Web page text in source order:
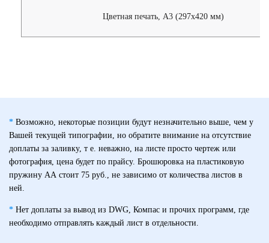
Цветная печать, А3 (297х420 мм)
* Возможно, некоторые позиции будут незначительно выше, чем у
Вашей текущей типографии, но обратите внимание на отсутствие
доплаты за заливку, т е. неважно, на листе просто чертеж или
фотография, цена будет по прайсу. Брошюровка на пластиковую
пружину АА стоит 75 руб., не зависимо от количества листов в
ней.
* Нет доплаты за вывод из DWG, Компас и прочих программ, где
необходимо отправлять каждый лист в отдельности.